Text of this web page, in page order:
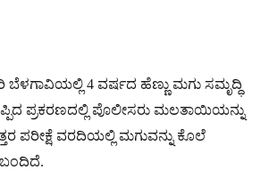
ಬೆಳಗಾವಿಯಲ್ಲಿ 4 ವರ್ಷದ ಹೆಣ್ಣು ಮಗು ಸಮೃದ್ಧಿ
ಪ್ರಕರಣದಲ್ಲಿ ಪೊಲೀಸರು ಮಲತಾಯಿಯನ್ನು
ಪರೀಕ್ಷೆ ವರದಿಯಲ್ಲಿ ಮಗುವನ್ನು ಕೊಲೆ